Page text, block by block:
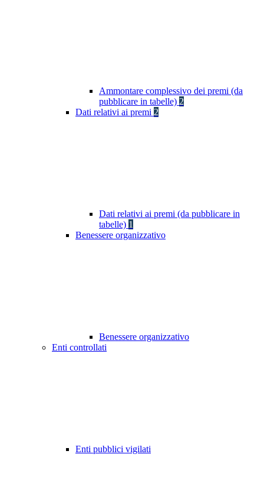
Ammontare complessivo dei premi (da
pubblicare in tabelle) 2
Dati relativi ai premi 2
Dati relativi ai premi (da pubblicare in
tabelle) 1
Benessere organizzativo
Benessere organizzativo
Enti controllati
Enti pubblici vigilati